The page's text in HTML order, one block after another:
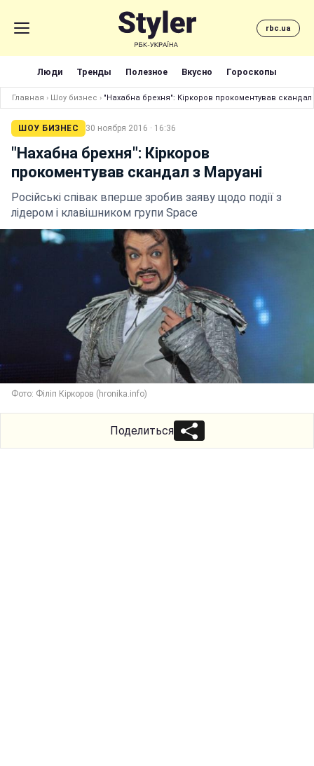
rbc.ua
Люди Тренды Полезное Вкусно Гороскопы
Главная › Шоу бизнес › "Нахабна брехня": Кіркоров прокоментував скандал
ШОУ БИЗНЕС 30 ноября 2016 · 16:36
"Нахабна брехня": Кіркоров
прокоментував скандал з Маруані
Російські співак вперше зробив заяву щодо події з
лідером і клавішником групи Space
Фото: Філіп Кіркоров (hronika.info)
Поделиться